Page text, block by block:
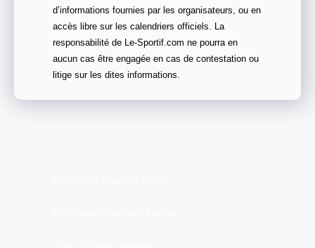
d’informations fournies par les organisateurs, ou en
accès libre sur les calendriers officiels. La
responsabilité de Le-Sportif.com ne pourra en
aucun cas être engagée en cas de contestation ou
litige sur les dites informations.